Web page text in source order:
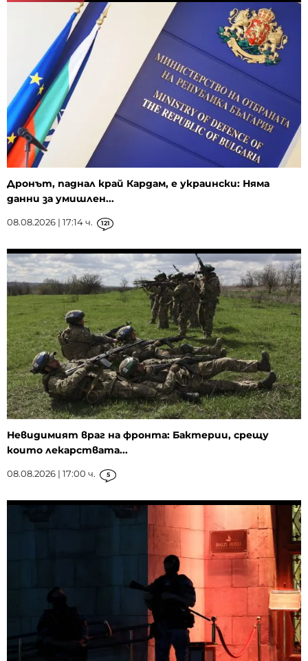
Дронът, паднал край Кардам, е украински: Няма
данни за умишлен...
08.08.2026 | 17:14 ч. 121
Невидимият враг на фронта: Бактерии, срещу
които лекарствата...
08.08.2026 | 17:00 ч. 5